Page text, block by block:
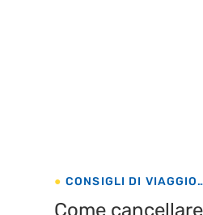
CONSIGLI DI VIAGGIO
SERVIZI EDREAMS
Come